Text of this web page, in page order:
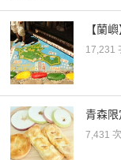
【蘭
17,231
青森
7,431